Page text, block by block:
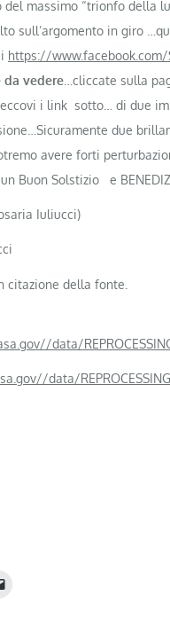
massimo “trionfo della
sull’argomento in giro
https://
da vedere …cliccate sulla
i link sotto… di due
due
avere forti
Buon Solstizio e
Iuliucci)
citazione della fonte.
data/
data/